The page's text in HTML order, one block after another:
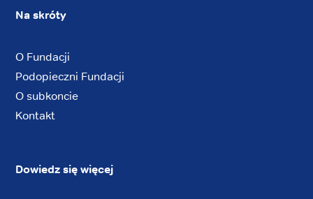
Na skróty
O Fundacji
Podopieczni Fundacji
O subkoncie
Kontakt
Dowiedz się więcej